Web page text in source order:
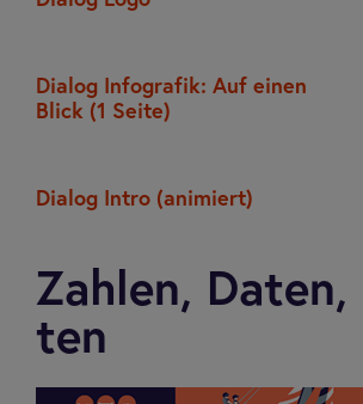
Dia­log Info­gra­fik: Auf einen
Blick (1 Seite)
Dia­log Intro (ani­miert)
Zah­len,
ten